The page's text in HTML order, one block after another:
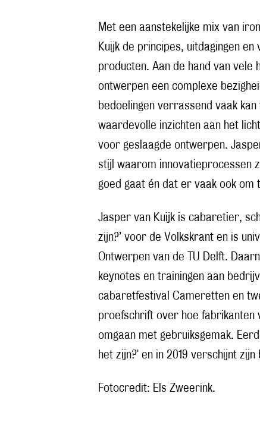
Met een aanstekelijke mix van
Kuijk de principes, uitdagingen
producten. Aan de hand van
ontwerpen een complexe
bedoelingen verrassend vaak
waardevolle inzichten aan het
voor geslaagde ontwerpen.
stijl waarom innovatieprocessen
goed gaat én dat er vaak ook om
Jasper van Kuijk is cabaretier,
zijn?’ voor de Volkskrant en is
Ontwerpen van de TU Delft.
keynotes en trainingen aan
cabaretfestival Cameretten en
proefschrift over hoe fabrikanten
omgaan met gebruiksgemak.
het zijn?' en in 2019 verschijnt zijn
Fotocredit: Els Zweerink.